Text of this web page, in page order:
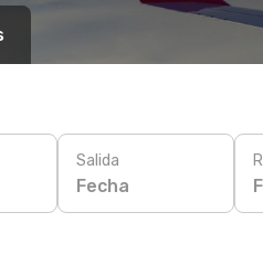
Salida
Fecha